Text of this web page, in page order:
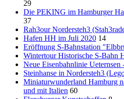
29
Die PEKING im Hamburger
37
Rah3our Nordersteh3
Hafen HH im Juli 2020 14
Eröffnung S-Bahnstation
Wintertour Historische S-Bahn
Neue Eisenbahnlinie Ueternsen
Steinhanse in Nordersteh3
Miniaturwunderland Hamburg
und mit Italien 60